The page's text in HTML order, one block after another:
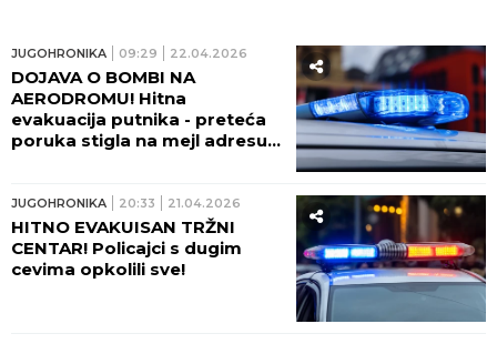
JUGOHRONIKA 09:29 22.04.2026
DOJAVA O BOMBI NA
AERODROMU! Hitna
evakuacija putnika - preteća
poruka stigla na mejl adresu
JUGOHRONIKA 20:33 21.04.2026
HITNO EVAKUISAN TRŽNI
CENTAR! Policajci s dugim
cevima opkolili sve!